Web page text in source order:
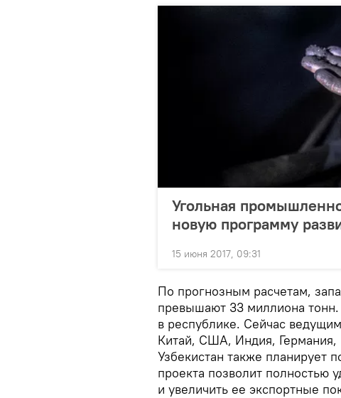
Угольная
новую программу
15 июня 2017, 09:31
По прогнозным расчетам,
превышают 33 миллиона
в республике. Сейчас
Китай, США, Индия, Германия,
Узбекистан также планирует
проекта позволит полностью
и увеличить ее экспортные